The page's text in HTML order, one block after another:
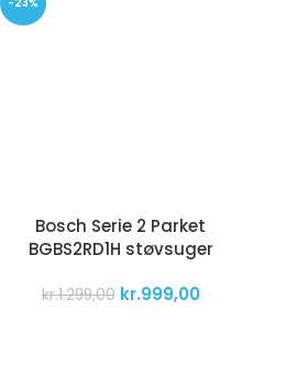
Bosch Serie 2 Parket
BGBS2RD1H støvsuger
kr.1.299,00 kr.999,00